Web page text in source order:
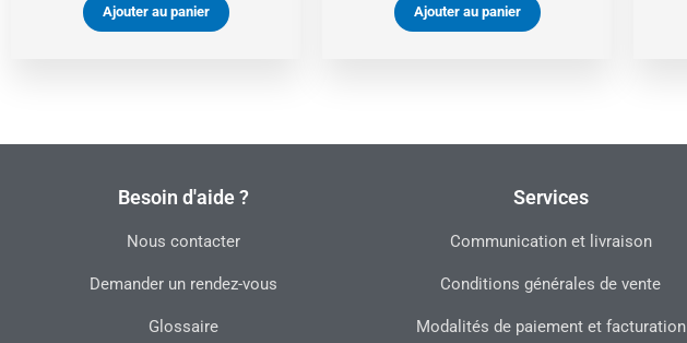
Ajouter au panier Ajouter au panier
Besoin d'aide ?
Nous contacter
Demander un rendez-vous
Glossaire
Services
Communication et livraison
Conditions générales de vente
Modalités de paiement et facturation